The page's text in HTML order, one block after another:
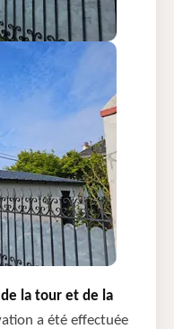
la tour et de la
a été effectuée